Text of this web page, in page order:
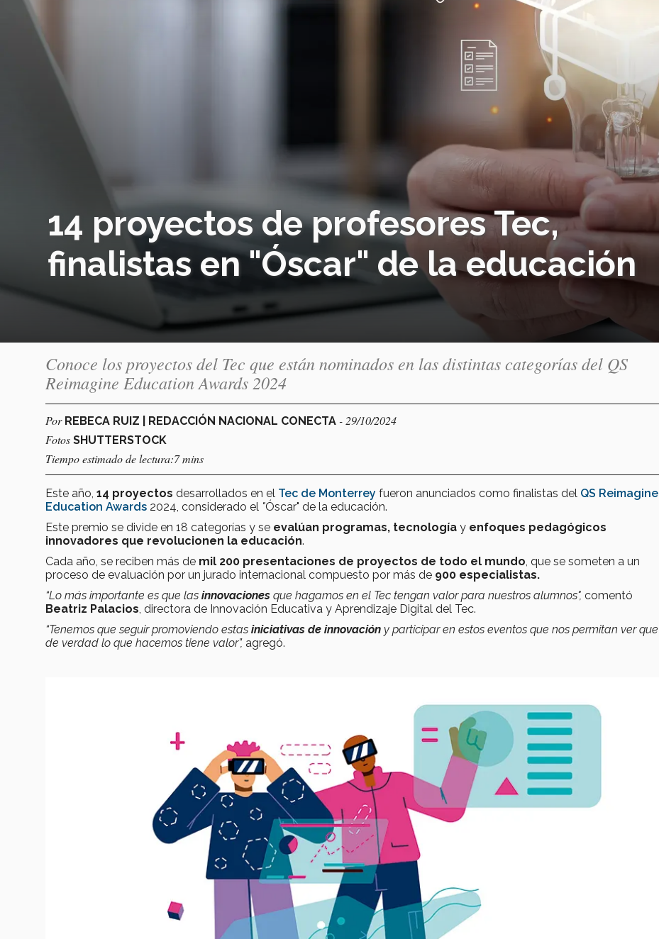
14 proyectos de profesores Tec,
finalistas en "Óscar" de la educación
Conoce los proyectos del Tec que están nominados en las distintas categorías del QS
Reimagine Education Awards 2024
Por REBECA RUIZ | REDACCIÓN NACIONAL CONECTA - 29/10/2024
Fotos SHUTTERSTOCK
Tiempo estimado de lectura:7 mins
Este año, 14 proyectos desarrollados en el Tec de Monterrey fueron anunciados como finalistas del QS Reimagine
Education Awards 2024, considerado el "Óscar" de la educación.
Este premio se divide en 18 categorías y se evalúan programas, tecnología y enfoques pedagógicos
innovadores que revolucionen la educación.
Cada año, se reciben más de mil 200 presentaciones de proyectos de todo el mundo , que se someten a un
proceso de evaluación por un jurado internacional compuesto por más de 900 especialistas.
“Lo más importante es que las innovaciones que hagamos en el Tec tengan valor para nuestros alumnos", comentó
Beatriz Palacios , directora de Innovación Educativa y Aprendizaje Digital del Tec.
“Tenemos que seguir promoviendo estas iniciativas de innovación y participar en estos eventos que nos permitan ver que
de verdad lo que hacemos tiene valor”, agregó.